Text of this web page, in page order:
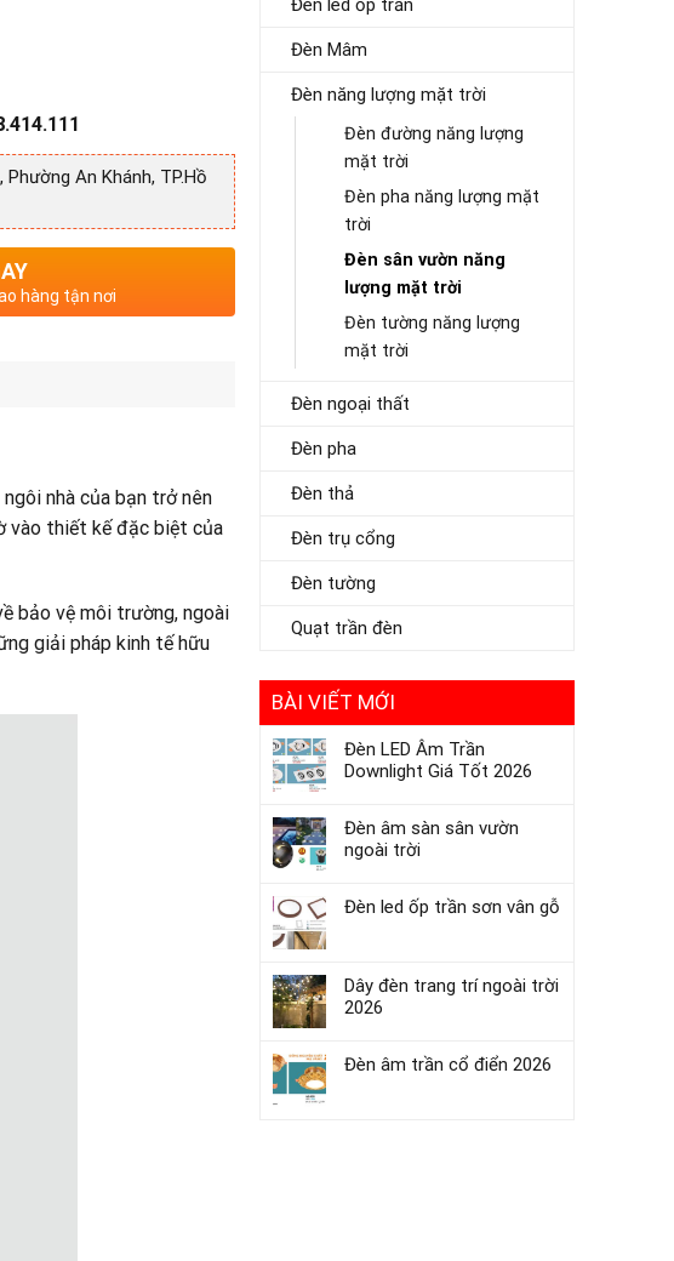
Đèn led ốp trần
Đèn Mâm
Đèn năng lượng mặt trời
Đèn đường năng lượng
mặt trời
Đèn pha năng lượng mặt
trời
Đèn sân vườn năng
lượng mặt trời
Đèn tường năng lượng
mặt trời
Đèn ngoại thất
Đèn pha
Đèn thả
Đèn trụ cổng
Đèn tường
Quạt trần đèn
BÀI VIẾT MỚI
Đèn LED Âm Trần
Downlight Giá Tốt 2026
Đèn âm sàn sân vườn
ngoài trời
Đèn led ốp trần sơn vân gỗ
Dây đèn trang trí ngoài trời
2026
Đèn âm trần cổ điển 2026
An Khánh, TP.Hồ
hàng tận nơi
nhà của bạn trở nên
vào thiết kế đặc biệt của
bảo vệ môi trường, ngoài
giải pháp kinh tế hữu